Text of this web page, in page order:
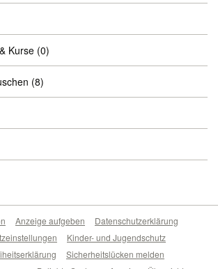
Kurse (0)
(8)
Anzeige aufgeben
Datenschutzerklärung
Kinder- und Jugendschutz
Sicherheitslücken melden